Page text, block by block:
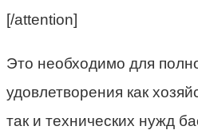
[/attention]
Это необходимо для
удовлетворения как
так и технических нужд